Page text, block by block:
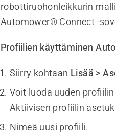
robottiruohonleikkurin
Automower® Connect -
Profiilien käyttäminen
Siirry kohtaan Lisää >
Voit luoda uuden
Aktiivisen profiilin
Nimeä uusi profiili.